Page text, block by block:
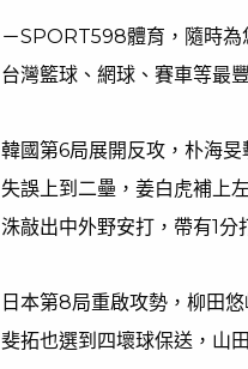
－SPORT598體育，隨時為
台灣籃球、網球、賽車等最
韓國第6局展開反攻，朴海
失誤上到二壘，姜白虎補上
洙敲出中外野安打，帶有1分
日本第8局重啟攻勢，柳田
斐拓也選到四壞球保送，山